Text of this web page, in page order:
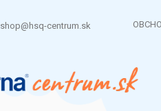
shop@hsq-centrum.sk